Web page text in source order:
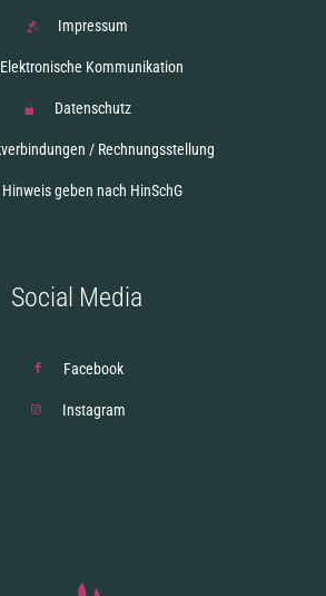
Impressum
Elektronische Kommunikation
Datenschutz
/ Rechnungsstellung
Hinweis geben nach HinSchG
Social Media
Facebook
Instagram